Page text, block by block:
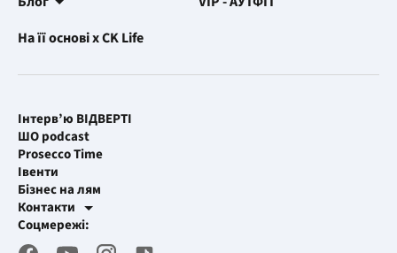
На її основі x CK Life
Інтерв’ю ВІДВЕРТІ
ШО podcast
Prosecco Time
Івенти
Бізнес на лям
Контакти
Рекламні інтеграції
Робоча пошта
Соцмережі: